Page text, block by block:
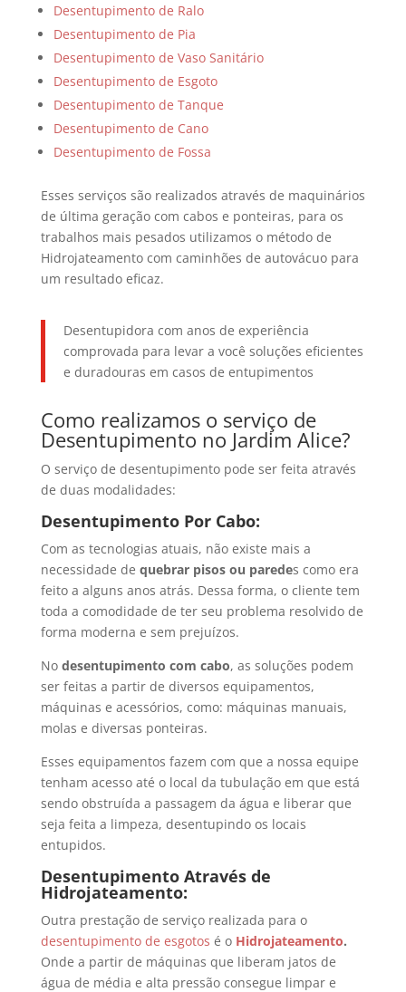
Desentupimento de Ralo
Desentupimento de Pia
Desentupimento de Vaso Sanitário
Desentupimento de Esgoto
Desentupimento de Tanque
Desentupimento de Cano
Desentupimento de Fossa
Esses serviços são realizados através de maquinários
de última geração com cabos e ponteiras, para os
trabalhos mais pesados utilizamos o método de
Hidrojateamento com caminhões de autovácuo para
um resultado eficaz.
Desentupidora com anos de experiência
comprovada para levar a você soluções eficientes
e duradouras em casos de entupimentos
Como realizamos o serviço de
Desentupimento no Jardim Alice?
O serviço de desentupimento pode ser feita através
de duas modalidades:
Desentupimento Por Cabo:
Com as tecnologias atuais, não existe mais a
necessidade de quebrar pisos ou paredes como era
feito a alguns anos atrás. Dessa forma, o cliente tem
toda a comodidade de ter seu problema resolvido de
forma moderna e sem prejuízos.
No desentupimento com cabo, as soluções podem
ser feitas a partir de diversos equipamentos,
máquinas e acessórios, como: máquinas manuais,
molas e diversas ponteiras.
Esses equipamentos fazem com que a nossa equipe
tenham acesso até o local da tubulação em que está
sendo obstruída a passagem da água e liberar que
seja feita a limpeza, desentupindo os locais
entupidos.
Desentupimento Através de
Hidrojateamento:
Outra prestação de serviço realizada para o
desentupimento de esgotos é o Hidrojateamento.
Onde a partir de máquinas que liberam jatos de
água de média e alta pressão consegue limpar e